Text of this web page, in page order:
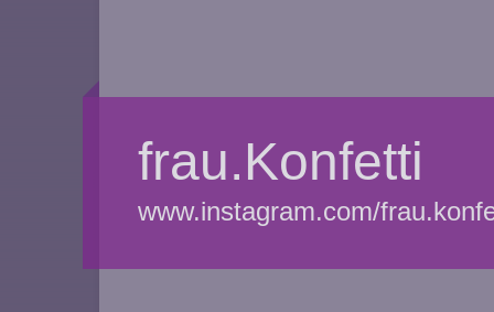
frau.Konfetti
www.instagram.com/